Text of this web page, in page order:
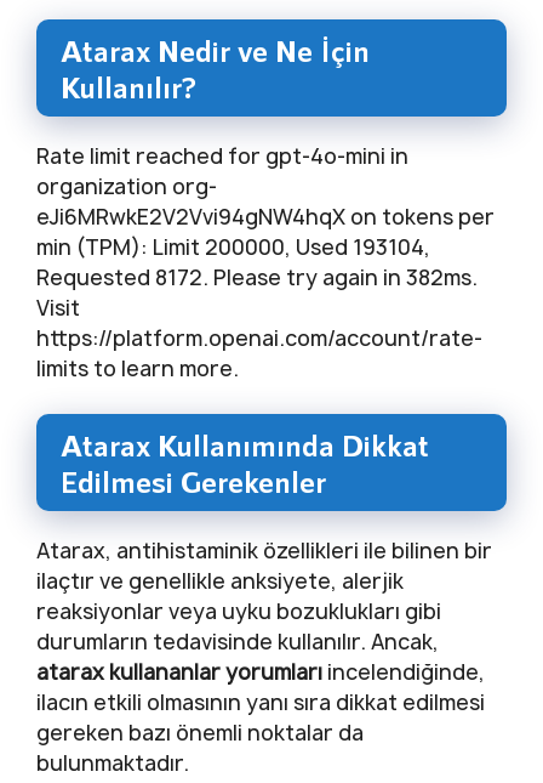
Atarax Nedir ve Ne İçin
Kullanılır?
Rate limit reached for gpt-4o-mini in
organization org-
eJi6MRwkE2V2Vvi94gNW4hqX on tokens per
min (TPM): Limit 200000, Used 193104,
Requested 8172. Please try again in 382ms.
Visit
https://platform.openai.com/account/rate-
limits to learn more.
Atarax Kullanımında Dikkat
Edilmesi Gerekenler
Atarax, antihistaminik özellikleri ile bilinen bir
ilaçtır ve genellikle anksiyete, alerjik
reaksiyonlar veya uyku bozuklukları gibi
durumların tedavisinde kullanılır. Ancak,
atarax kullananlar yorumları incelendiğinde,
ilacın etkili olmasının yanı sıra dikkat edilmesi
gereken bazı önemli noktalar da
bulunmaktadır.